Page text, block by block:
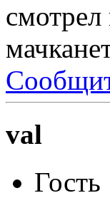
смотрел
val
Гость